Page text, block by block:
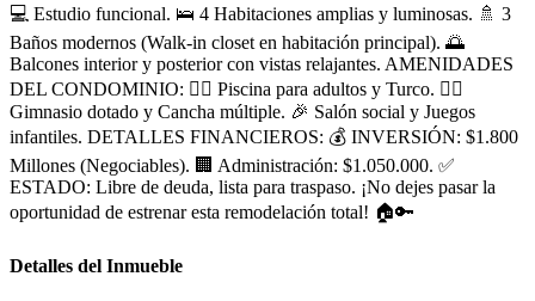
💻 Estudio funcional. 🛌 4 Habitaciones amplias y luminosas. 🚿 3
Baños modernos (Walk-in closet en habitación principal). 🌅
Balcones interior y posterior con vistas relajantes. AMENIDADES
DEL CONDOMINIO: 🏊‍♂️ Piscina para adultos y Turco. 🏋️‍♂️
Gimnasio dotado y Cancha múltiple. 🎉 Salón social y Juegos
infantiles. DETALLES FINANCIEROS: 💰 INVERSIÓN: $1.800
Millones (Negociables). 🏢 Administración: $1.050.000. ✅
ESTADO: Libre de deuda, lista para traspaso. ¡No dejes pasar la
oportunidad de estrenar esta remodelación total! 🏠🔑
Detalles del Inmueble